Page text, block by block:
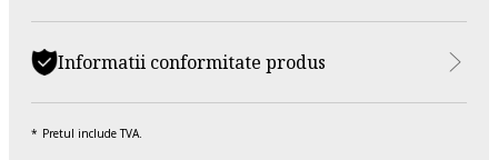
Informatii conformitate produs
Pretul include TVA.